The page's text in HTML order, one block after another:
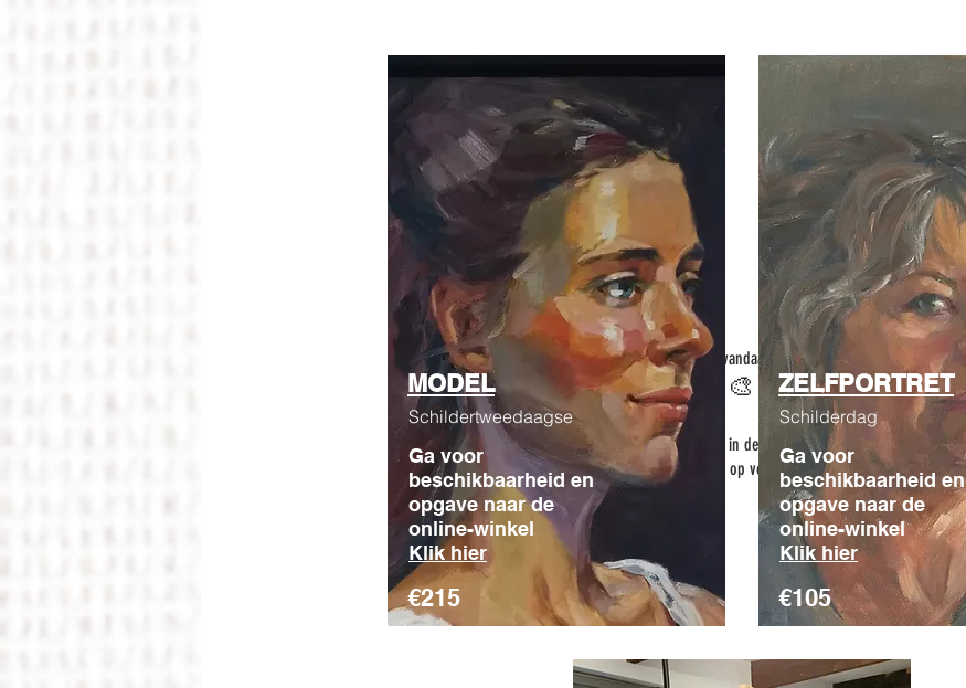
Schrijf je vandaag nog in!
🎨
Wil je meer weten? Kijk in de online-winkel of neem
contactmet Caroline op voor meer informatie!
MODEL
Schildertweedaagse
Ga voor
beschikbaarheid en
opgave naar de
online-winkel
Klik hier
€215
ZELFPORTRET
Schilderdag
Ga voor
beschikbaarheid en
opgave naar de
online-winkel
Klik hier
€105